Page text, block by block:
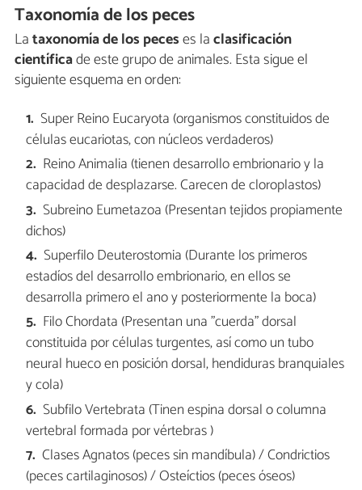
Taxonomía de los peces
Lataxonomía de los peceses laclasificación
científicade este grupo de animales. Esta sigue el
siguiente esquema en orden:
Super Reino Eucaryota (organismos constituidos de
células eucariotas, con núcleos verdaderos)
Reino Animalia (tienen desarrollo embrionario y la
capacidad de desplazarse. Carecen de cloroplastos)
Subreino Eumetazoa (Presentan tejidos propiamente
dichos)
Superfilo Deuterostomia (Durante los primeros
estadíos del desarrollo embrionario, en ellos se
desarrolla primero el ano y posteriormente la boca)
Filo Chordata (Presentan una "cuerda" dorsal
constituida por células turgentes, así como un tubo
neural hueco en posición dorsal, hendiduras branquiales
y cola)
Subfilo Vertebrata (Tinen espina dorsal o columna
vertebral formada por vértebras )
Clases Agnatos (peces sin mandíbula) / Condrictios
(peces cartilaginosos) / Osteíctios (peces óseos)